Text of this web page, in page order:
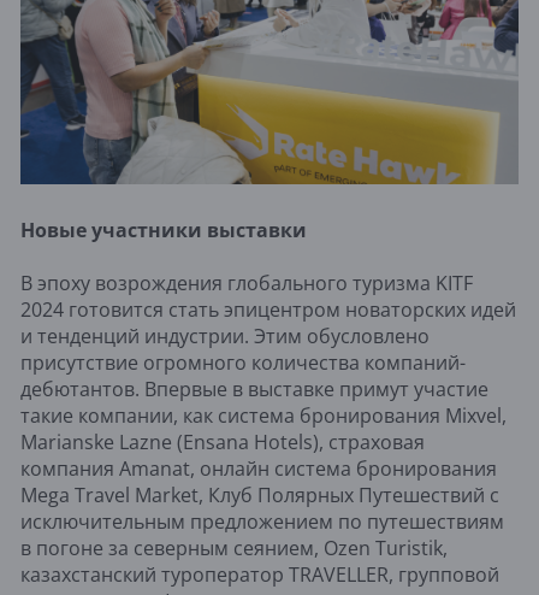
Новые участники выставки
В эпоху возрождения глобального туризма KITF
2024 готовится стать эпицентром новаторских идей
и тенденций индустрии. Этим обусловлено
присутствие огромного количества компаний-
дебютантов. Впервые в выставке примут участие
такие компании, как система бронирования Mixvel,
Marianske Lazne (Ensana Hotels), страховая
компания Amanat, онлайн система бронирования
Mega Travel Market, Клуб Полярных Путешествий с
исключительным предложением по путешествиям
в погоне за северным сеянием, Ozen Turistik,
казахстанский туроператор TRAVELLER, групповой